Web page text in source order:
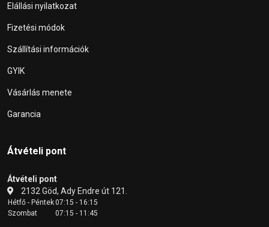
Elállási nyilatkozat
Fizetési módok
Szállítási információk
GYIK
Vásárlás menete
Garancia
Átvételi pont
Átvételi pont
2132 Göd, Ady Endre út 121.
Hétfő - Péntek07:15 - 16:15
Szombat
07:15 - 11:45